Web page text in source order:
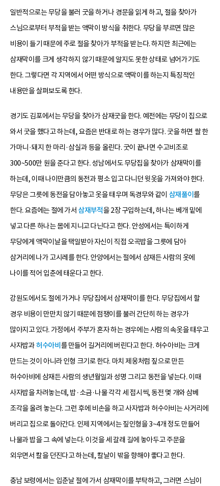
일반적으로는 무당을 불러 굿을 하거나 경문을 읽게 하고, 절을 찾아가
스님으로부터 부적을 받는 액막이 방식을 취한다. 무당을 부르면 많은
비용이 들기 때문에 주로 절을 찾아가 부적을 받는다. 하지만 최근에는
삼재막이를 크게 생각하지 않기 때문에 알지도 못한 상태로 넘어가기도
한다. 그렇다면 각 지역에서 어떤 방식으로 액막이를 하는지 특징적인
내용만을 살펴보도록 한다.
경기도 김포에서는 무당을 찾아가 삼재굿을 한다. 예전에는 무당이 집으로
와서 굿을 했다고 하는데, 요즘은 반대로 하는 경우가 많다. 굿을 하면 쌀 한
가마니·돼지 한 마리·삼실과 등을 올린다. 굿이 끝나면 수고비조로
300~500만 원을 준다고 한다. 성남에서도 무당집을 찾아가 삼재막이를
하는데, 이때 나이만큼의 동전과 평소 입고 다니던 윗옷을 가져와야 한다.
무당은 그릇에 동전을 담아놓고 옷을 태우며 독경무와 같이 삼재풀이 를
한다. 요즘에는 절에 가서삼재부적을 2장 구입하는데, 하나는 베개 밑에
넣고 다른 하나는 몸에 지니고 다닌다고 한다. 안성에서는 특이하게
무당에게 액막이날을 택일받아 자신이 직접 오곡밥을 그릇에 담아
삼거리에 나가 고시레를 한다. 안양에서는 절에서 삼재든 사람의 옷에
나이를 적어 입춘에 태운다고 한다.
강원도에서도 절에 가거나 무당집에서 삼재막이를 한다. 무당집에서 할
경우 비용이 만만치 않기 때문에 점쟁이를 불러 간단히 하는 경우가
많아지고 있다. 가정에서 주부가 혼자 하는 경우에는 사람의 속옷을 태우고
사자밥과허수아비 를 만들어 길거리에 버린다고 한다. 허수아비는 크게
만드는 것이 아니라 인형 크기로 한다. 마치 제웅처럼 짚으로 만든
허수아비에 삼재든 사람의 생년월일과 성명 그리고 동전을 넣는다. 이때
사자밥을 차려놓는데, 밥·소금·나물 각각 세 접시씩, 동전 몇 개와 삼베
조각을 올려 놓는다. 그런 후에 비손을 하고 사자밥과 허수아비는 사거리에
버리고 집으로 돌아간다. 인제 지역에서는 짚인형을 3~4개 정도 만들어
나물과 밥을 그 속에 넣는다. 이것을 세 갈래 길에 놓아두고 주문을
외우면서 칼을 던진다고 하는데, 칼날이 밖을 향해야 좋다고 한다.
충남 보령에서는 입춘날 절에 가서 삼재막이를 부탁하고, 그러면 스님이